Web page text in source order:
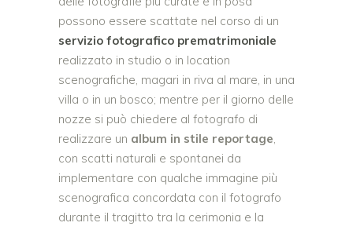
possono essere scattate nel corso di un
servizio fotografico prematrimoniale
realizzato in studio o in location
scenografiche, magari in riva al mare, in una
villa o in un bosco; mentre per il giorno delle
nozze si può chiedere al fotografo di
realizzare un album in stile reportage,
con scatti naturali e spontanei da
implementare con qualche immagine più
scenografica concordata con il fotografo
durante il tragitto tra la cerimonia e la